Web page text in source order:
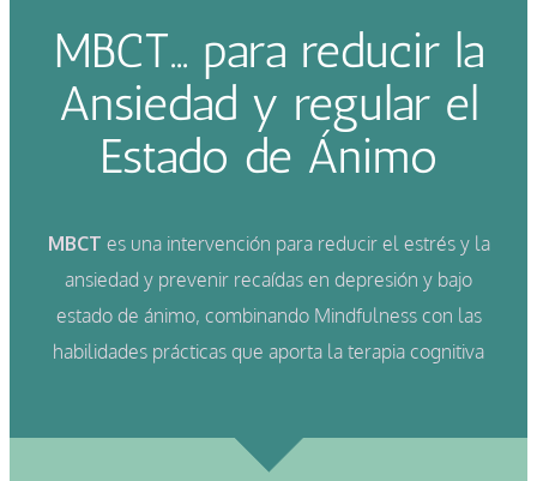
MBCT… para reducir la
Ansiedad y regular el
Estado de Ánimo
MBCT es una intervención para reducir el estrés y la
ansiedad y prevenir recaídas en depresión y bajo
estado de ánimo, combinando Mindfulness con las
habilidades prácticas que aporta la terapia cognitiva